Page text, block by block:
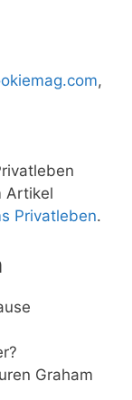
,
Artikel
Privatleben.
Graham